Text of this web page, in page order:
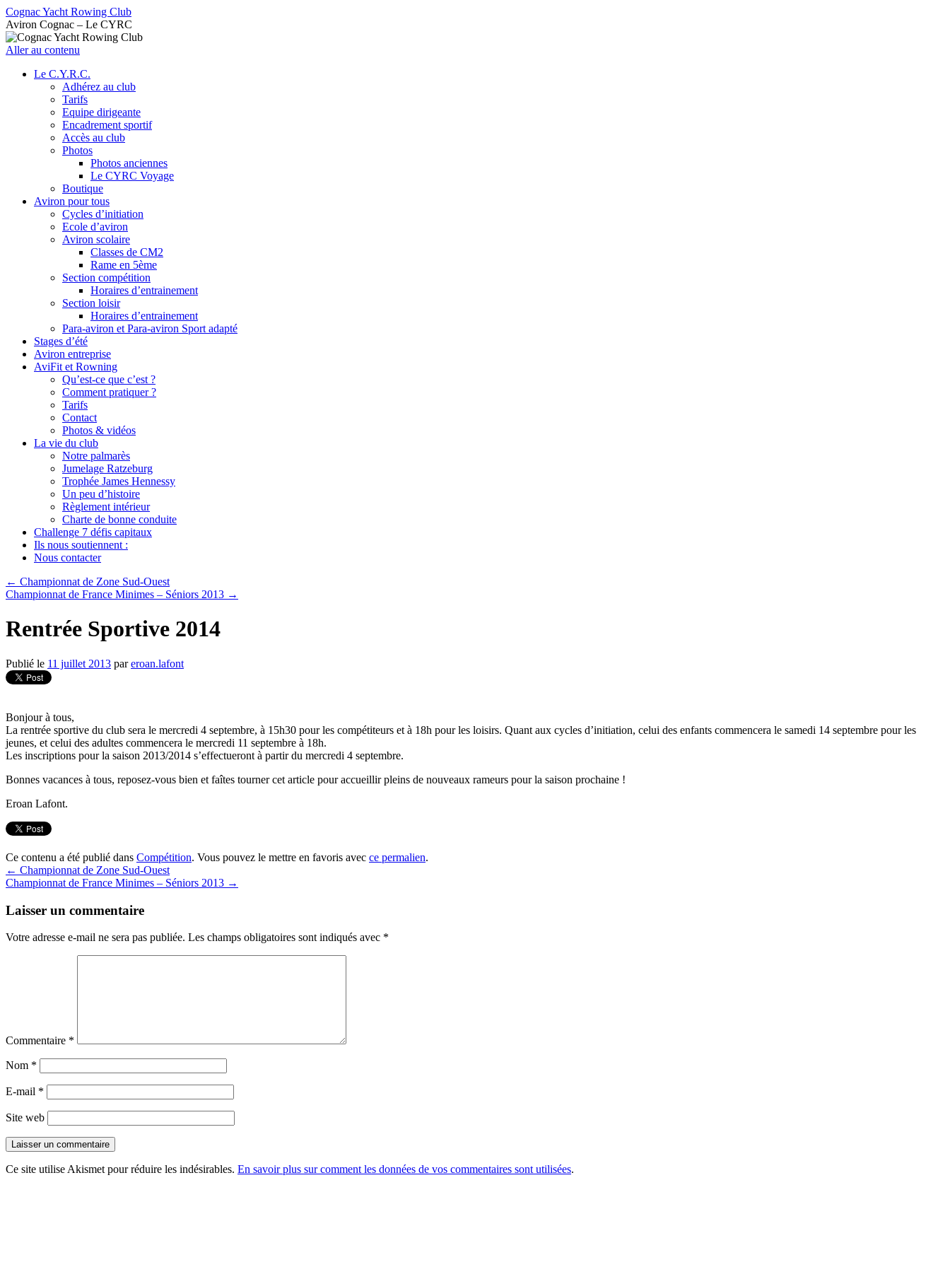
Cognac Yacht Rowing Club
Aviron Cognac – Le CYRC
Aller au contenu
Le C.Y.R.C.
Adhérez au club
Tarifs
Equipe dirigeante
Encadrement sportif
Accès au club
Photos
Photos anciennes
Le CYRC Voyage
Boutique
Aviron pour tous
Cycles d’initiation
Ecole d’aviron
Aviron scolaire
Classes de CM2
Rame en 5ème
Section compétition
Horaires d’entrainement
Section loisir
Horaires d’entrainement
Para-aviron et Para-aviron Sport adapté
Stages d’été
Aviron entreprise
AviFit et Rowning
Qu’est-ce que c’est ?
Comment pratiquer ?
Tarifs
Contact
Photos & vidéos
La vie du club
Notre palmarès
Jumelage Ratzeburg
Trophée James Hennessy
Un peu d’histoire
Règlement intérieur
Charte de bonne conduite
Challenge 7 défis capitaux
Ils nous soutiennent :
Nous contacter
← Championnat de Zone Sud-Ouest
Championnat de France Minimes – Séniors 2013 →
Rentrée Sportive 2014
Publié le 11 juillet 2013 par eroan.lafont
Bonjour à tous,
La rentrée sportive du club sera le mercredi 4 septembre, à 15h30 pour les compétiteurs et à 18h pour les loisirs. Quant aux cycles d’initiation, celui des enfants commencera le samedi 14 septembre pour les
jeunes, et celui des adultes commencera le mercredi 11 septembre à 18h.
Les inscriptions pour la saison 2013/2014 s’effectueront à partir du mercredi 4 septembre.
Bonnes vacances à tous, reposez-vous bien et faîtes tourner cet article pour accueillir pleins de nouveaux rameurs pour la saison prochaine !
Eroan Lafont.
Ce contenu a été publié dans Compétition. Vous pouvez le mettre en favoris avec ce permalien.
← Championnat de Zone Sud-Ouest
Championnat de France Minimes – Séniors 2013 →
Laisser un commentaire
Votre adresse e-mail ne sera pas publiée. Les champs obligatoires sont indiqués avec *
Commentaire *
Nom *
E-mail *
Site web
Ce site utilise Akismet pour réduire les indésirables. En savoir plus sur comment les données de vos commentaires sont utilisées.